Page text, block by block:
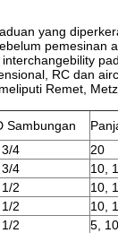
yang
pemesinan
RC dan
Remet,
Sambungan
3/4
20
3/4
10,
2
10,
2
10,
2
5, 10